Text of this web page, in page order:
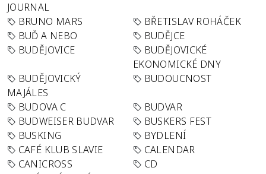
JOURNAL
BRUNO MARS
BŘETISLAV ROHÁČEK
BUĎ A NEBO
BUDĚJCE
BUDĚJOVICE
BUDĚJOVICKÉ
EKONOMICKÉ DNY
BUDĚJOVICKÝ
MAJÁLES
BUDOUCNOST
BUDOVA C
BUDVAR
BUDWEISER BUDVAR
BUSKERS FEST
BUSKING
BYDLENÍ
CAFÉ KLUB SLAVIE
CALENDAR
CANICROSS
CD